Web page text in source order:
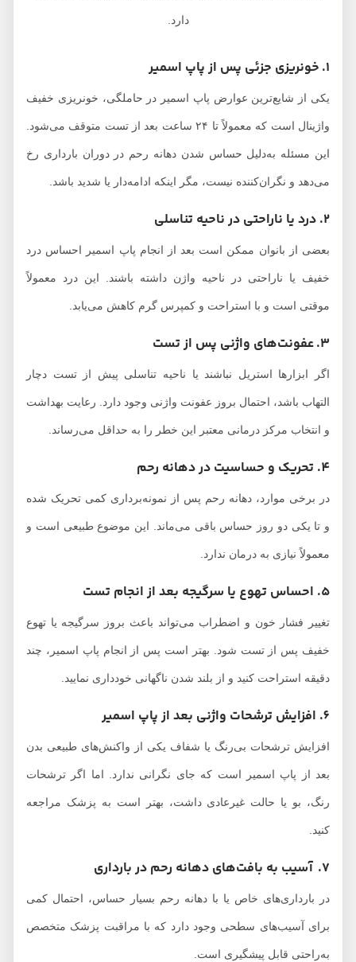
یکی از شایع‌ترین عوارض پاپ اسمیر در حاملگی، خونریزی خفیف
واژینال است که معمولاً تا ۲۴ ساعت بعد از تست متوقف می‌شود.
این مسئله به‌دلیل حساس شدن دهانه رحم در دوران بارداری رخ
می‌دهد و نگران‌کننده نیست، مگر اینکه ادامه‌دار یا شدید باشد.
بعضی از بانوان ممکن است بعد از انجام پاپ اسمیر احساس درد
خفیف یا ناراحتی در ناحیه واژن داشته باشند. این درد معمولاً
موقتی است و با استراحت و کمپرس گرم کاهش می‌یابد.
اگر ابزارها استریل نباشند یا ناحیه تناسلی پیش از تست دچار
التهاب باشد، احتمال بروز عفونت واژنی وجود دارد. رعایت بهداشت
و انتخاب مرکز درمانی معتبر این خطر را به حداقل می‌رساند.
در برخی موارد، دهانه رحم پس از نمونه‌برداری کمی تحریک شده
و تا یکی دو روز حساس باقی می‌ماند. این موضوع طبیعی است و
معمولاً نیازی به درمان ندارد.
تغییر فشار خون و اضطراب می‌تواند باعث بروز سرگیجه یا تهوع
خفیف پس از تست شود. بهتر است پس از انجام پاپ اسمیر، چند
دقیقه استراحت کنید و از بلند شدن ناگهانی خودداری نمایید.
افزایش ترشحات بی‌رنگ یا شفاف یکی از واکنش‌های طبیعی بدن
بعد از پاپ اسمیر است که جای نگرانی ندارد. اما اگر ترشحات
رنگ، بو یا حالت غیرعادی داشت، بهتر است به پزشک مراجعه
در بارداری‌های خاص یا با دهانه رحم بسیار حساس، احتمال کمی
برای آسیب‌های سطحی وجود دارد که با مراقبت پزشک متخصص
به‌راحتی قابل پیشگیری است.